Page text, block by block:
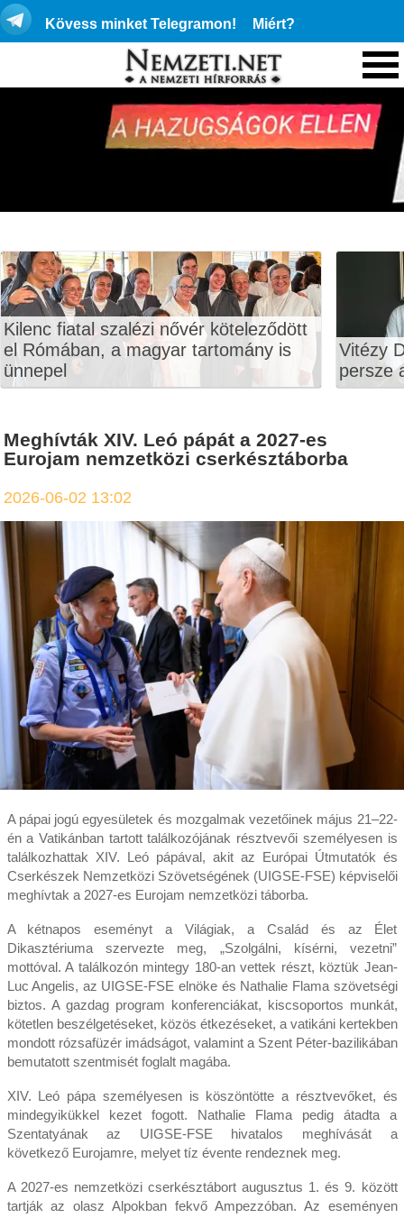
Kövess minket Telegramon! Miért?
Kilenc fiatal szalézi nővér köteleződött
el Rómában, a magyar tartomány is
ünnepel
Vitézy
persze
Meghívták XIV. Leó pápát a 2027-es
Eurojam nemzetközi cserkésztáborba
2026-06-02 13:02
A pápai jogú egyesületek és mozgalmak vezetőinek május 21–22-
én a Vatikánban tartott találkozójának résztvevői személyesen is
találkozhattak XIV. Leó pápával, akit az Európai Útmutatók és
Cserkészek Nemzetközi Szövetségének (UIGSE-FSE) képviselői
meghívtak a 2027-es Eurojam nemzetközi táborba.
A kétnapos eseményt a Világiak, a Család és az Élet
Dikasztériuma szervezte meg, „Szolgálni, kísérni, vezetni”
mottóval. A találkozón mintegy 180-an vettek részt, köztük Jean-
Luc Angelis, az UIGSE-FSE elnöke és Nathalie Flama szövetségi
biztos. A gazdag program konferenciákat, kiscsoportos munkát,
kötetlen beszélgetéseket, közös étkezéseket, a vatikáni kertekben
mondott rózsafüzér imádságot, valamint a Szent Péter-bazilikában
bemutatott szentmisét foglalt magába.
XIV. Leó pápa személyesen is köszöntötte a résztvevőket, és
mindegyikükkel kezet fogott. Nathalie Flama pedig átadta a
Szentatyának az UIGSE-FSE hivatalos meghívását a
következő Eurojamre, melyet tíz évente rendeznek meg.
A 2027-es nemzetközi cserkésztábort augusztus 1. és 9. között
tartják az olasz Alpokban fekvő Ampezzóban. Az eseményen